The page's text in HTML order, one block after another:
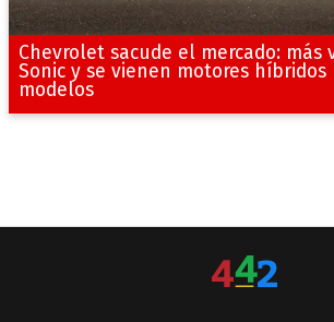
Chevrolet sacude el mercado: más
Sonic y se vienen motores híbridos
modelos